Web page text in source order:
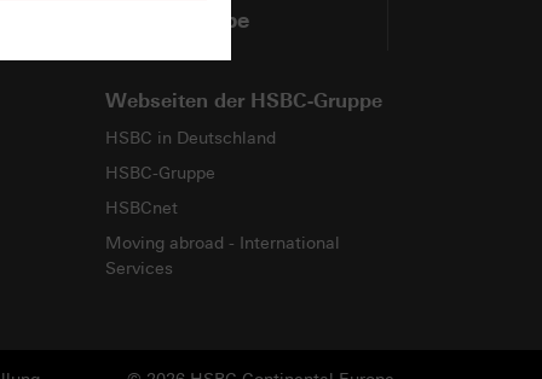
auf YouTube
Webseiten der HSBC-Gruppe
HSBC in Deutschland
HSBC-Gruppe
HSBCnet
Moving abroad - International
Services